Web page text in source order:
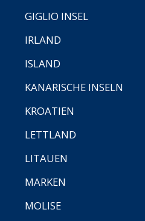
GIGLIO INSEL
IRLAND
ISLAND
KANARISCHE INSELN
KROATIEN
LETTLAND
LITAUEN
MARKEN
MOLISE